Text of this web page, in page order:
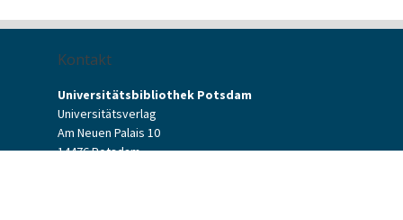
Kontakt
Universitätsbibliothek Potsdam
Universitätsverlag
Am Neuen Palais 10
14476 Potsdam